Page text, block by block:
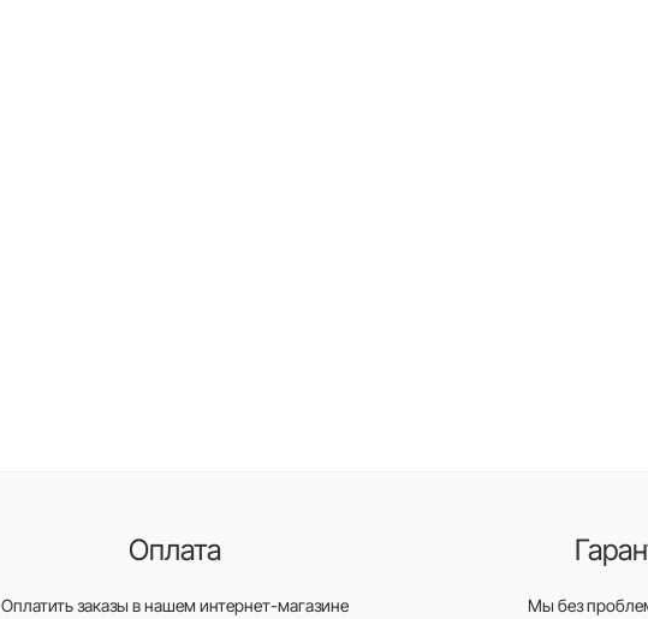
Оплата
Оплатить заказы в нашем интернет-магазине
Мы без